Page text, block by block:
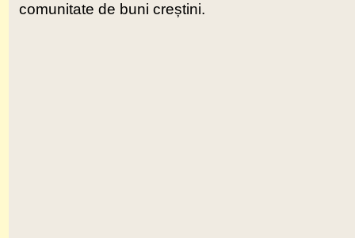
comunitate de buni creștini.